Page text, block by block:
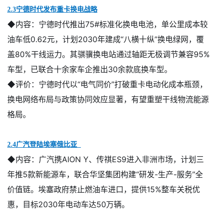
2.3宁德时代发布重卡换电战略
◆内容： 宁德时代推出75#标准化换电电池，单公里成本较
油车低0.62元，计划2030年建成“八横十纵”换电绿网，覆
盖80%干线运力。其骐骥换电站通过轴距无极调节兼容95%
车型，已联合十余家车企推出30余款底换车型。
◆评价： 宁德时代以“电气同价”打破重卡电动化成本瓶颈，
换电网络布局与政策协同效应显著，有望重塑干线物流能源
格局。
2.4广汽登陆埃塞俄比亚
◆内容： 广汽携AION Y、传祺ES9进入非洲市场，计划三
年推5款新能源车，联合华坚集团构建“研发-生产-服务”全
价值链。埃塞政府禁止燃油车进口，提供15%整车关税优
惠，目标2030年电动车达50万辆。